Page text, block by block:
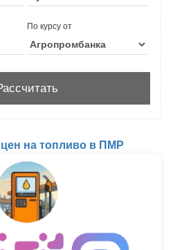
По курсу от
на топливо в ПМР